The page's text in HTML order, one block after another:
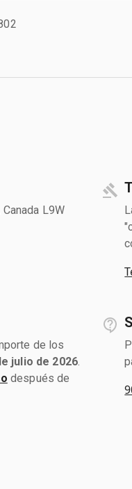
L9W
de los
julio de 2026
después de